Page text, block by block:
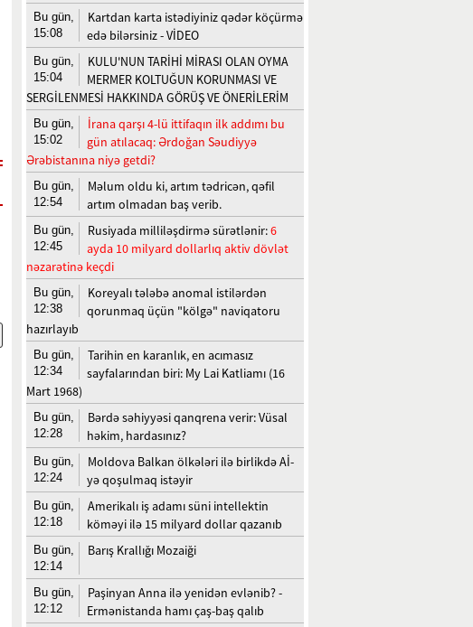
Bu gün,
15:08
Kartdan karta istədiyiniz qədər köçürmə
edə bilərsiniz - VİDEO
Bu gün,
15:04
KULU'NUN TARİHİ MİRASI OLAN OYMA
MERMER KOLTUĞUN KORUNMASI VE
SERGİLENMESİ HAKKINDA GÖRÜŞ VE ÖNERİLERİM
Bu gün,
15:02
İrana qarşı 4-lü ittifaqın ilk addımı bu
gün atılacaq: Ərdoğan Səudiyyə
Ərəbistanına niyə getdi?
Bu gün,
12:54
Məlum oldu ki, artım tədricən, qəfil
artım olmadan baş verib.
Bu gün,
12:45
Rusiyada milliləşdirmə sürətlənir:6
ayda 10 milyard dollarlıq aktiv dövlət
nəzarətinə keçdi
Bu gün,
12:38
Koreyalı tələbə anomal istilərdən
qorunmaq üçün "kölgə" naviqatoru
hazırlayıb
Bu gün,
12:34
Tarihin en karanlık, en acımasız
sayfalarından biri: My Lai Katliamı (16
Mart 1968)
Bu gün,
12:28
Bərdə səhiyyəsi qanqrena verir: Vüsal
həkim, hardasınız?
Bu gün,
12:24
Moldova Balkan ölkələri ilə birlikdə Aİ-
yə qoşulmaq istəyir
Bu gün,
12:18
Amerikalı iş adamı süni intellektin
köməyi ilə 15 milyard dollar qazanıb
Bu gün,
12:14
Barış Krallığı Mozaiği
Bu gün,
12:12
Paşinyan Anna ilə yenidən evlənib? -
Ermənistanda hamı çaş-baş qalıb